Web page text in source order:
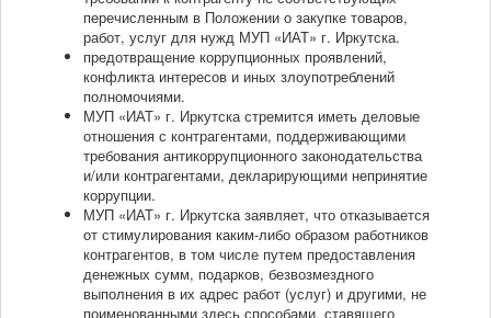
перечисленным в Положении о закупке товаров,
работ, услуг для нужд МУП «ИАТ» г. Иркутска.
предотвращение коррупционных проявлений,
конфликта интересов и иных злоупотреблений
полномочиями.
МУП «ИАТ» г. Иркутска стремится иметь деловые
отношения с контрагентами, поддерживающими
требования антикоррупционного законодательства
и/или контрагентами, декларирующими непринятие
коррупции.
МУП «ИАТ» г. Иркутска заявляет, что отказывается
от стимулирования каким-либо образом работников
контрагентов, в том числе путем предоставления
денежных сумм, подарков, безвозмездного
выполнения в их адрес работ (услуг) и другими, не
поименованными здесь способами, ставящего